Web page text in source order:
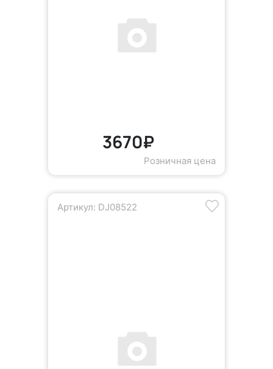
3670₽
Розничная цена
Артикул: DJ08522